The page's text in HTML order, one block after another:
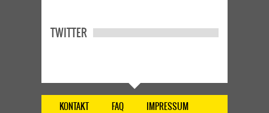
TWITTER
KONTAKT FAQ IMPRESSUM